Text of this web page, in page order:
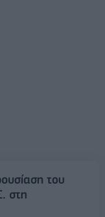
του
στη